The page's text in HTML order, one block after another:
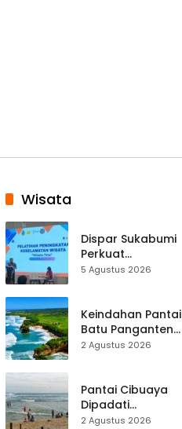
Wisata
Dispar Sukabumi
Perkuat
Keselamatan
Mitigasi hingga
Teknik Evakuasi
5 Agustus 2026
Keindahan Pantai
Batu Panganten
Mulai Dilirik
2 Agustus 2026
Pantai Cibuaya
Dipadati
Wisatawan,
2 Agustus 2026